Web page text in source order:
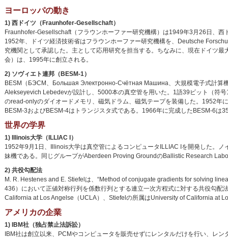
ヨーロッパの動き
1) 西ドイツ（Fraunhofer-Gesellschaft）
Fraunhofer-Gesellschaft（フラウンホーファー研究機構）は1949年3月26日、
1952年、ドイツ経済技術省はフラウンホーファー研究機構を、Deutsche
究機関として承認した。主として応用研究を担当する。ちなみに、現在ドイツ
会）は、1995年に創立される。
2) ソヴィエト連邦（BESM-1）
BESM（БЭСМ、Большая Электронно-Счётная Машина、大規模電子式計算
Alekseyevich Lebedevが設計し、5000本の真空管を用いた。1語39ビット（符
のread-onlyのダイオードメモリ、磁気ドラム、磁気テープを装備した。1952年
BESM-3およびBESM-4はトランジスタ式である。1966年に完成したBESM-6は
世界の学界
1) Illinois大学（ILLIAC I）
1952年9月1日、Illinois大学は真空管によるコンピュータILLIAC Iを開発した。
妹機である。同じグループがAberdeen Proving GroundのBallistic Research
2) 共役勾配法
M. R. Hestenes and E. Stiefelは、“Method of conjugate gradients for solving
436）において正値対称行列を係数行列とする連立一次方程式に対する共役勾
California at Los Angelse（UCLA）、Stiefelの所属はUniversity of California at
アメリカの企業
1) IBM社（独占禁止法訴訟）
IBM社は創立以来、PCMやコンピュータを販売せずにレンタルだけを行い、レ